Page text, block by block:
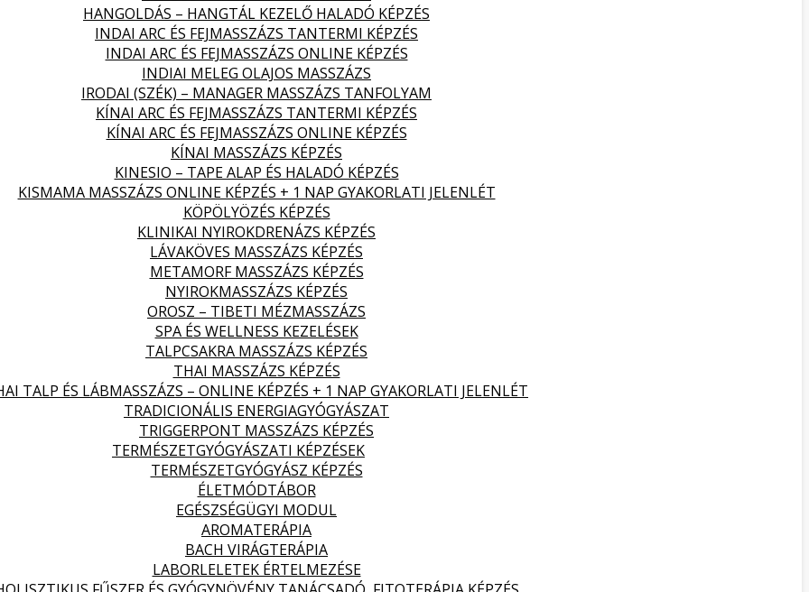
HANGOLDÁS – HANGTÁL KEZELŐ HALADÓ KÉPZÉS
INDAI ARC ÉS FEJMASSZÁZS TANTERMI KÉPZÉS
INDAI ARC ÉS FEJMASSZÁZS ONLINE KÉPZÉS
INDIAI MELEG OLAJOS MASSZÁZS
IRODAI (SZÉK) – MANAGER MASSZÁZS TANFOLYAM
KÍNAI ARC ÉS FEJMASSZÁZS TANTERMI KÉPZÉS
KÍNAI ARC ÉS FEJMASSZÁZS ONLINE KÉPZÉS
KÍNAI MASSZÁZS KÉPZÉS
KINESIO – TAPE ALAP ÉS HALADÓ KÉPZÉS
KISMAMA MASSZÁZS ONLINE KÉPZÉS + 1 NAP GYAKORLATI JELENLÉT
KÖPÖLYÖZÉS KÉPZÉS
KLINIKAI NYIROKDRENÁZS KÉPZÉS
LÁVAKÖVES MASSZÁZS KÉPZÉS
METAMORF MASSZÁZS KÉPZÉS
NYIROKMASSZÁZS KÉPZÉS
OROSZ – TIBETI MÉZMASSZÁZS
SPA ÉS WELLNESS KEZELÉSEK
TALPCSAKRA MASSZÁZS KÉPZÉS
THAI MASSZÁZS KÉPZÉS
TALP ÉS LÁBMASSZÁZS – ONLINE KÉPZÉS + 1 NAP GYAKORLATI JELENLÉT
TRADICIONÁLIS ENERGIAGYÓGYÁSZAT
TRIGGERPONT MASSZÁZS KÉPZÉS
TERMÉSZETGYÓGYÁSZATI KÉPZÉSEK
TERMÉSZETGYÓGYÁSZ KÉPZÉS
ÉLETMÓDTÁBOR
EGÉSZSÉGÜGYI MODUL
AROMATERÁPIA
BACH VIRÁGTERÁPIA
LABORLELETEK ÉRTELMEZÉSE